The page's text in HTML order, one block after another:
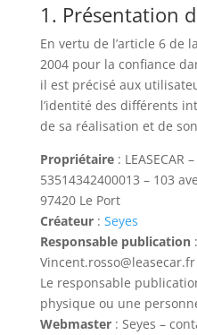
1. Présentation
En vertu de l’article 6 de
2004 pour la confiance
il est précisé aux
l’identité des différents
de sa réalisation et de
Propriétaire: LEASECAR –
53514342400013 – 103
97420 Le Port
Créateur: Seyes
Responsable publication:
Vincent.rosso@leasecar.fr
Le responsable
physique ou une
Webmaster: Seyes –